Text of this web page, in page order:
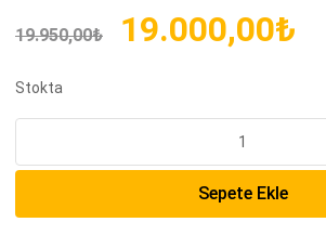
19.950,00₺
Orijinal
19.000,00₺
Stokta
KVA
Sepete Ekle